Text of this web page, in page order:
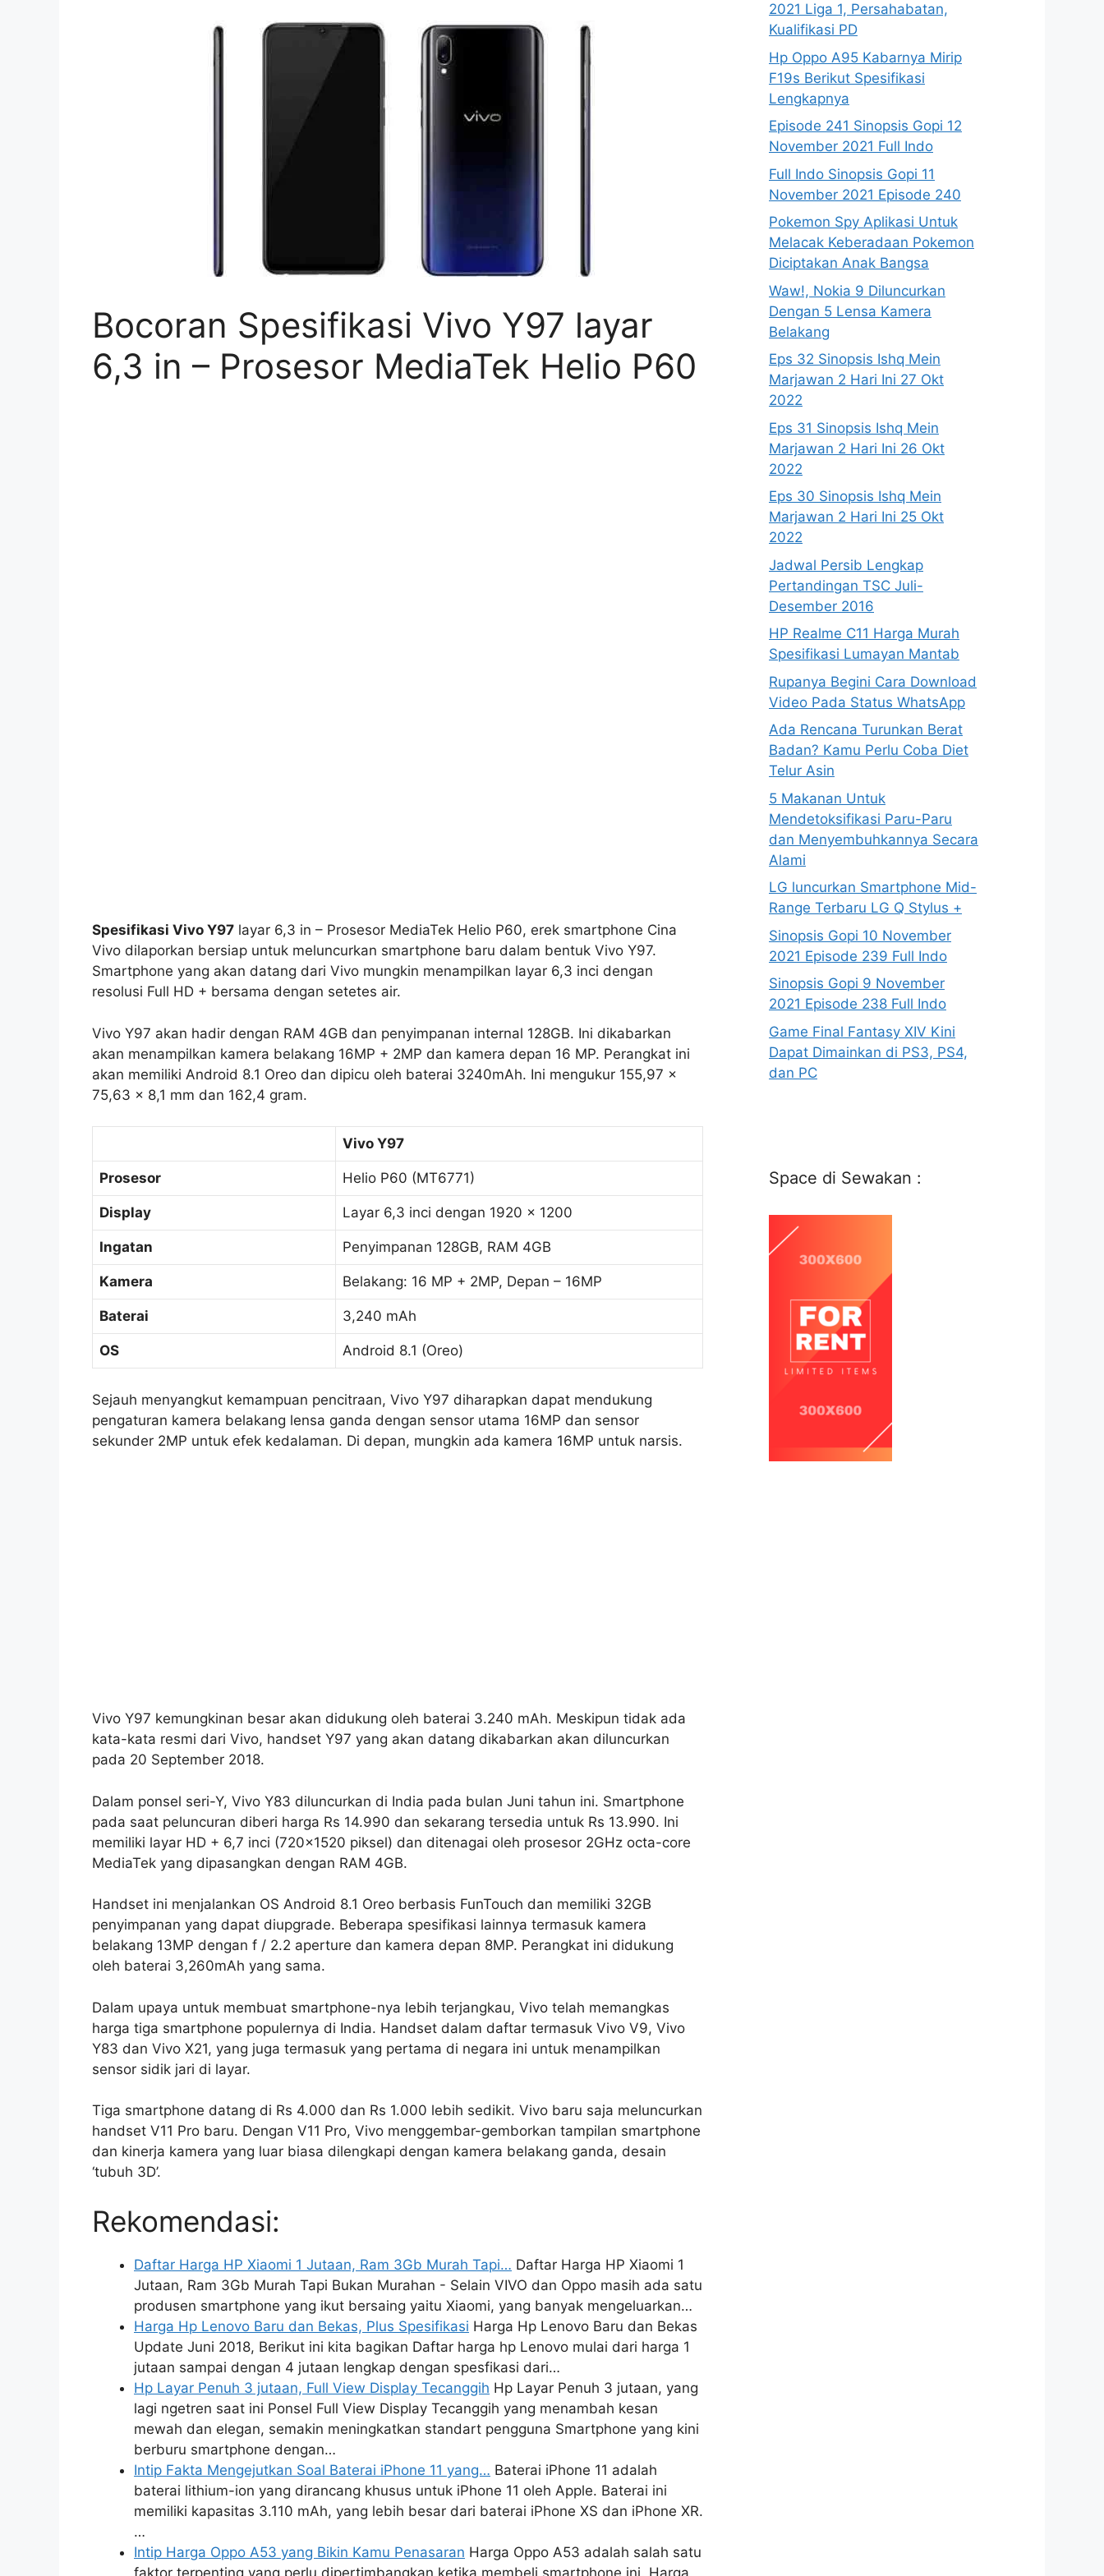
Bocoran Spesifikasi Vivo Y97 layar
6,3 in – Prosesor MediaTek Helio P60
Spesifikasi Vivo Y97 layar 6,3 in – Prosesor MediaTek Helio P60, erek smartphone Cina
Vivo dilaporkan bersiap untuk meluncurkan smartphone baru dalam bentuk Vivo Y97.
Smartphone yang akan datang dari Vivo mungkin menampilkan layar 6,3 inci dengan
resolusi Full HD + bersama dengan setetes air.
Vivo Y97 akan hadir dengan RAM 4GB dan penyimpanan internal 128GB. Ini dikabarkan
akan menampilkan kamera belakang 16MP + 2MP dan kamera depan 16 MP. Perangkat ini
akan memiliki Android 8.1 Oreo dan dipicu oleh baterai 3240mAh. Ini mengukur 155,97 x
75,63 x 8,1 mm dan 162,4 gram.
Vivo Y97
Prosesor Helio P60 (MT6771)
Display Layar 6,3 inci dengan 1920 x 1200
Ingatan Penyimpanan 128GB, RAM 4GB
Kamera Belakang: 16 MP + 2MP, Depan – 16MP
Baterai 3,240 mAh
OS Android 8.1 (Oreo)
Sejauh menyangkut kemampuan pencitraan, Vivo Y97 diharapkan dapat mendukung
pengaturan kamera belakang lensa ganda dengan sensor utama 16MP dan sensor
sekunder 2MP untuk efek kedalaman. Di depan, mungkin ada kamera 16MP untuk narsis.
Vivo Y97 kemungkinan besar akan didukung oleh baterai 3.240 mAh. Meskipun tidak ada
kata-kata resmi dari Vivo, handset Y97 yang akan datang dikabarkan akan diluncurkan
pada 20 September 2018.
Dalam ponsel seri-Y, Vivo Y83 diluncurkan di India pada bulan Juni tahun ini. Smartphone
pada saat peluncuran diberi harga Rs 14.990 dan sekarang tersedia untuk Rs 13.990. Ini
memiliki layar HD + 6,7 inci (720×1520 piksel) dan ditenagai oleh prosesor 2GHz octa-core
MediaTek yang dipasangkan dengan RAM 4GB.
Handset ini menjalankan OS Android 8.1 Oreo berbasis FunTouch dan memiliki 32GB
penyimpanan yang dapat diupgrade. Beberapa spesifikasi lainnya termasuk kamera
belakang 13MP dengan f / 2.2 aperture dan kamera depan 8MP. Perangkat ini didukung
oleh baterai 3,260mAh yang sama.
Dalam upaya untuk membuat smartphone-nya lebih terjangkau, Vivo telah memangkas
harga tiga smartphone populernya di India. Handset dalam daftar termasuk Vivo V9, Vivo
Y83 dan Vivo X21, yang juga termasuk yang pertama di negara ini untuk menampilkan
sensor sidik jari di layar.
Tiga smartphone datang di Rs 4.000 dan Rs 1.000 lebih sedikit. Vivo baru saja meluncurkan
handset V11 Pro baru. Dengan V11 Pro, Vivo menggembar-gemborkan tampilan smartphone
dan kinerja kamera yang luar biasa dilengkapi dengan kamera belakang ganda, desain
‘tubuh 3D’.
Rekomendasi:
Daftar Harga HP Xiaomi 1 Jutaan, Ram 3Gb Murah Tapi… Daftar Harga HP Xiaomi 1
Jutaan, Ram 3Gb Murah Tapi Bukan Murahan - Selain VIVO dan Oppo masih ada satu
produsen smartphone yang ikut bersaing yaitu Xiaomi, yang banyak mengeluarkan…
Harga Hp Lenovo Baru dan Bekas, Plus Spesifikasi Harga Hp Lenovo Baru dan Bekas
Update Juni 2018, Berikut ini kita bagikan Daftar harga hp Lenovo mulai dari harga 1
jutaan sampai dengan 4 jutaan lengkap dengan spesfikasi dari…
Hp Layar Penuh 3 jutaan, Full View Display Tecanggih Hp Layar Penuh 3 jutaan, yang
lagi ngetren saat ini Ponsel Full View Display Tecanggih yang menambah kesan
mewah dan elegan, semakin meningkatkan standart pengguna Smartphone yang kini
berburu smartphone dengan…
Intip Fakta Mengejutkan Soal Baterai iPhone 11 yang… Baterai iPhone 11 adalah
baterai lithium-ion yang dirancang khusus untuk iPhone 11 oleh Apple. Baterai ini
memiliki kapasitas 3.110 mAh, yang lebih besar dari baterai iPhone XS dan iPhone XR.
…
Intip Harga Oppo A53 yang Bikin Kamu Penasaran Harga Oppo A53 adalah salah satu
faktor terpenting yang perlu dipertimbangkan ketika membeli smartphone ini. Harga
2021 Liga 1, Persahabatan,
Kualifikasi PD
Hp Oppo A95 Kabarnya Mirip
F19s Berikut Spesifikasi
Lengkapnya
Episode 241 Sinopsis Gopi 12
November 2021 Full Indo
Full Indo Sinopsis Gopi 11
November 2021 Episode 240
Pokemon Spy Aplikasi Untuk
Melacak Keberadaan Pokemon
Diciptakan Anak Bangsa
Waw!, Nokia 9 Diluncurkan
Dengan 5 Lensa Kamera
Belakang
Eps 32 Sinopsis Ishq Mein
Marjawan 2 Hari Ini 27 Okt
2022
Eps 31 Sinopsis Ishq Mein
Marjawan 2 Hari Ini 26 Okt
2022
Eps 30 Sinopsis Ishq Mein
Marjawan 2 Hari Ini 25 Okt
2022
Jadwal Persib Lengkap
Pertandingan TSC Juli-
Desember 2016
HP Realme C11 Harga Murah
Spesifikasi Lumayan Mantab
Rupanya Begini Cara Download
Video Pada Status WhatsApp
Ada Rencana Turunkan Berat
Badan? Kamu Perlu Coba Diet
Telur Asin
5 Makanan Untuk
Mendetoksifikasi Paru-Paru
dan Menyembuhkannya Secara
Alami
LG luncurkan Smartphone Mid-
Range Terbaru LG Q Stylus +
Sinopsis Gopi 10 November
2021 Episode 239 Full Indo
Sinopsis Gopi 9 November
2021 Episode 238 Full Indo
Game Final Fantasy XIV Kini
Dapat Dimainkan di PS3, PS4,
dan PC
Space di Sewakan :